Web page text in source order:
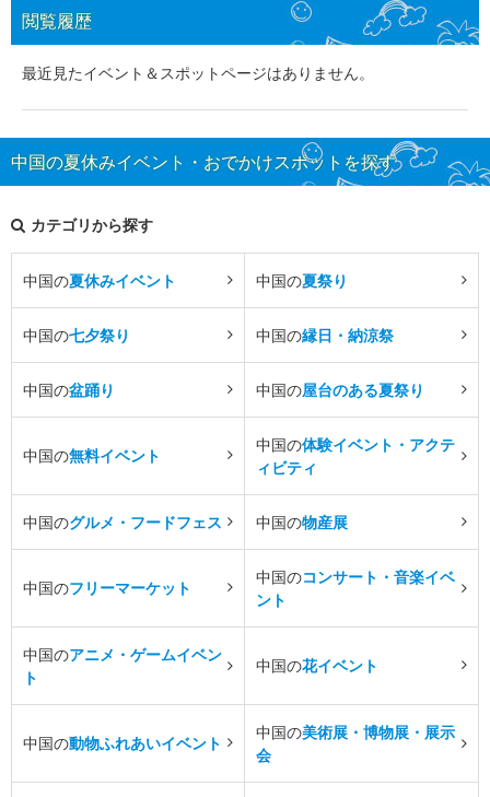
閲覧履歴
最近見たイベント＆スポットページはありません。
中国の夏休みイベント・おでかけスポットを探す
カテゴリから探す
中国の夏休みイベント 中国の夏祭り
中国の七夕祭り 中国の縁日・納涼祭
中国の盆踊り 中国の屋台のある夏祭り
中国の無料イベント
中国の体験イベント・アクテ
ィビティ
中国のグルメ・フードフェス 中国の物産展
中国のフリーマーケット
中国のコンサート・音楽イベ
ント
中国のアニメ・ゲームイベン
ト
中国の花イベント
中国の動物ふれあいイベント
中国の美術展・博物展・展示
会